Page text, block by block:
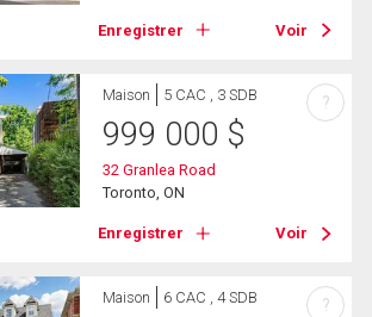
Enregistrer Voir
Maison 5 CAC , 3 SDB
999 000 $
32 Granlea Road
Toronto, ON
Enregistrer Voir
?
Maison 6 CAC , 4 SDB ?